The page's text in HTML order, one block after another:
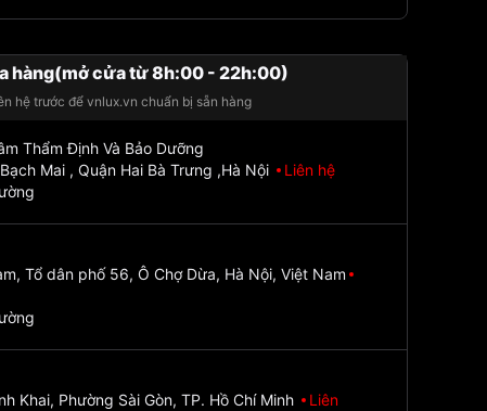
hàng(mở cửa từ 8h:00 - 22h:00)
hệ trước để vnlux.vn chuẩn bị sẵn hàng
Thẩm Định Và Bảo Dưỡng
Mai , Quận Hai Bà Trưng ,Hà Nội
Liên hệ
Tổ dân phố 56, Ô Chợ Dừa, Hà Nội, Việt Nam
Khai, Phường Sài Gòn, TP. Hồ Chí Minh
Liên